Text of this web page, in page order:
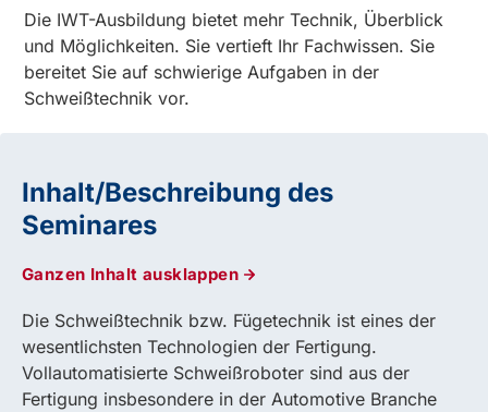
Die IWT-Ausbildung bietet mehr Technik, Überblick
und Möglichkeiten. Sie vertieft Ihr Fachwissen. Sie
bereitet Sie auf schwierige Aufgaben in der
Schweißtechnik vor.
Inhalt/Beschreibung des
Seminares
Ganzen Inhalt ausklappen
Die Schweißtechnik bzw. Fügetechnik ist eines der
wesentlichsten Technologien der Fertigung.
Vollautomatisierte Schweißroboter sind aus der
Fertigung insbesondere in der Automotive Branche